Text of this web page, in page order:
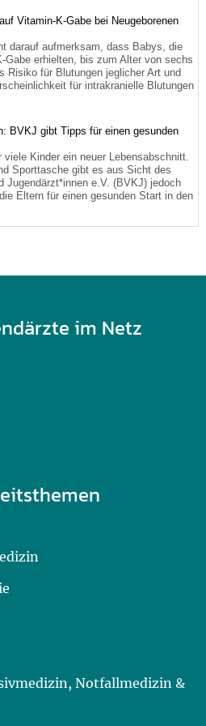
Vitamin-K-Gabe bei Neugeborenen
darauf aufmerksam, dass Babys, die
Gabe erhielten, bis zum Alter von sechs
Risiko für Blutungen jeglicher Art und
für intrakranielle Blutungen
BVKJ gibt Tipps für einen gesunden
Kinder ein neuer Lebensabschnitt.
Sporttasche gibt es aus Sicht des
Jugendärzt*innen e.V. (BVKJ) jedoch
Eltern für einen gesunden Start in den
im Netz
Notfallmedizin &